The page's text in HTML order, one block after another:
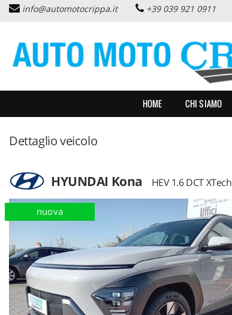
HOME
CHI SIAMO
ASSISTENZA
CONTATTI
NEWS
info@automotocrippa.it +39 039 921 0911
HOME CHI SIAMO
Dettaglio veicolo
HYUNDAI Kona HEV 1.6 DCT XTech
nuova